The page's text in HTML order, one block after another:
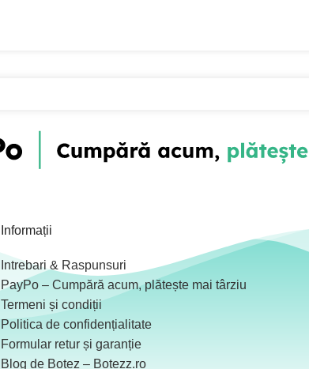
Informații
Intrebari & Raspunsuri
PayPo – Cumpără acum, plătește mai târziu
Termeni și condiții
Politica de confidențialitate
Formular retur și garanție
Blog de Botez – Botezz.ro